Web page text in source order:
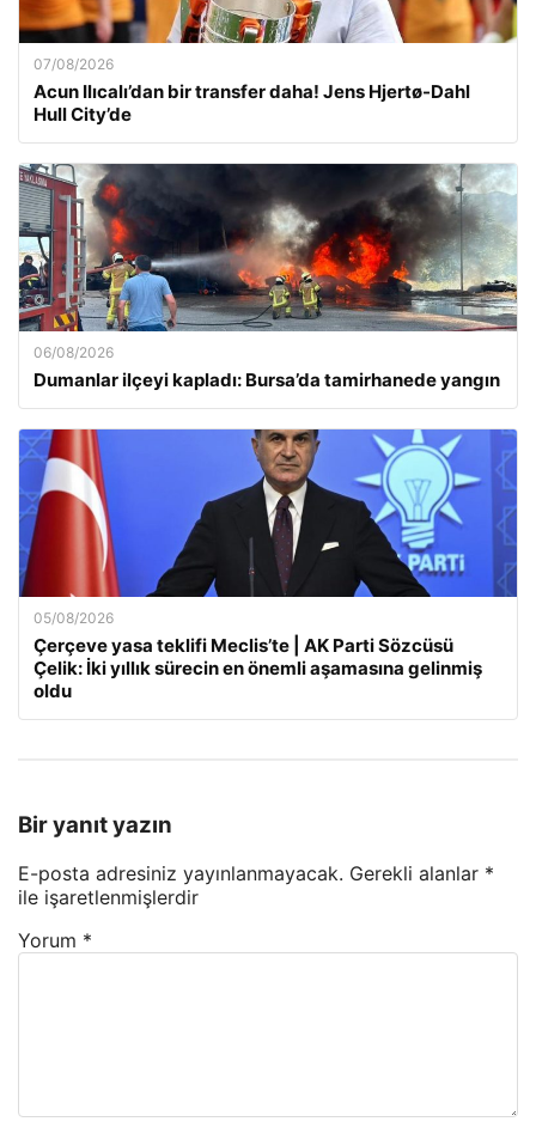
07/08/2026
Acun Ilıcalı’dan bir transfer daha! Jens Hjertø-Dahl
Hull City’de
06/08/2026
Dumanlar ilçeyi kapladı: Bursa’da tamirhanede yangın
05/08/2026
Çerçeve yasa teklifi Meclis’te | AK Parti Sözcüsü
Çelik: İki yıllık sürecin en önemli aşamasına gelinmiş
oldu
Bir yanıt yazın
E-posta adresiniz yayınlanmayacak. Gerekli alanlar *
ile işaretlenmişlerdir
Yorum *